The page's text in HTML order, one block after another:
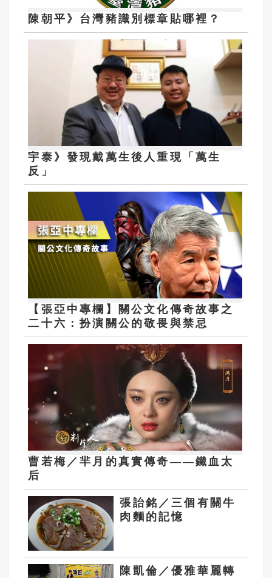
陳朝平》台灣豬識別標章貼哪裡？
宇泰》發現戴萬生後人重現「萬生
反」
【張亞中專欄】關公文化傳奇故事之
二十六：扮演關公的敬畏與禁忌
曹若梅／羋月的真實傳奇——鐵血太
后
張詒銘／三個有關牛
肉麵的記憶
陳凱倫／優雅華麗轉